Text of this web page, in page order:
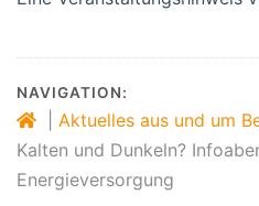
NAVIGATION:
Aktuelles aus und um
Kalten und Dunkeln?
Energieversorgung